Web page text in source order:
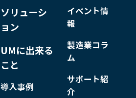
ソリューシ
ョン
UMに出来る
こと
導入事例
イベント情
報
製造業コラ
ム
サポート紹
介